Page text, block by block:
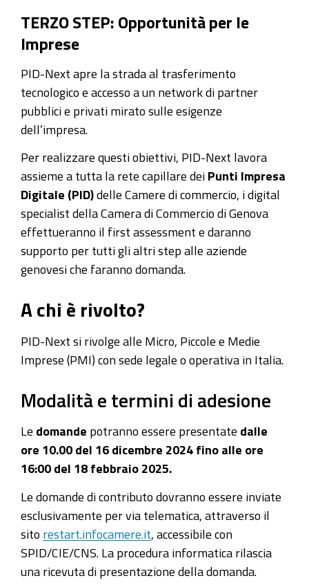
TERZO STEP: Opportunità per le
Imprese
PID-Next apre la strada al trasferimento
tecnologico e accesso a un network di partner
pubblici e privati mirato sulle esigenze
dell’impresa.
Per realizzare questi obiettivi, PID-Next lavora
assieme a tutta la rete capillare dei Punti Impresa
Digitale (PID) delle Camere di commercio, i digital
specialist della Camera di Commercio di Genova
effettueranno il first assessment e daranno
supporto per tutti gli altri step alle aziende
genovesi che faranno domanda.
A chi è rivolto?
PID-Next si rivolge alle Micro, Piccole e Medie
Imprese (PMI) con sede legale o operativa in Italia.
Modalità e termini di adesione
Le domande potranno essere presentate dalle
ore 10.00 del 16 dicembre 2024 fino alle ore
16:00 del 18 febbraio 2025.
Le domande di contributo dovranno essere inviate
esclusivamente per via telematica, attraverso il
sito restart.infocamere.it , accessibile con
SPID/CIE/CNS. La procedura informatica rilascia
una ricevuta di presentazione della domanda.